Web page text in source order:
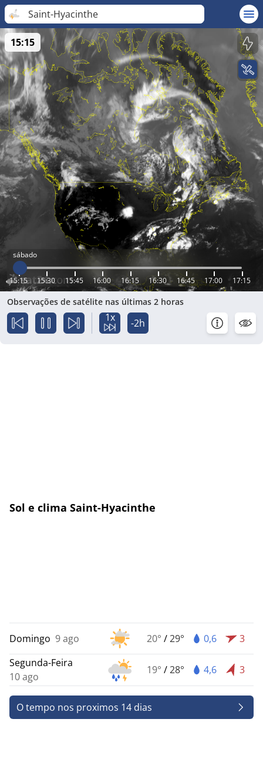
Saint-Hyacinthe
sábado
15:15 15:30 15:45 16:00 16:15 16:30 16:45 17:00 17:15
15:15
Observações de satélite nas últimas 2 horas
1x -2h
Sol e clima Saint-Hyacinthe
Domingo 9 ago 20° /29° 0,6
3
Segunda-Feira
10 ago
19° /28° 4,6 3
O tempo nos proximos 14 dias